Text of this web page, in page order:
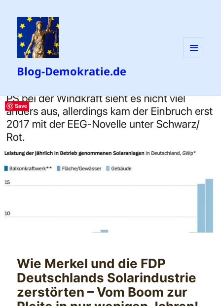
Blog-Demokratie.de
Wie Merkel und die FDP
Deutschlands Solarindustrie
zerstörten – Vom Boom zur
Save